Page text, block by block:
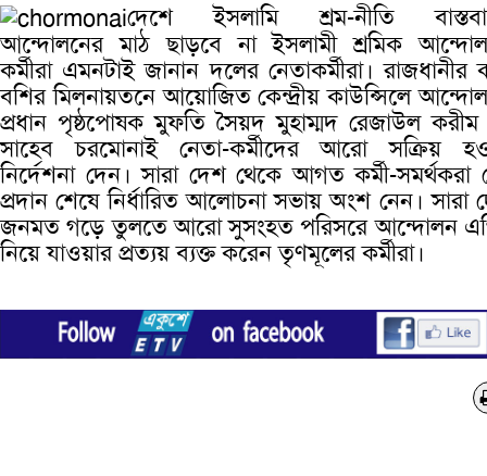
দেশে ইসলামি শ্রম-নীতি
আন্দোলনের মাঠ ছাড়বে না ইসলামী শ্রমিক
কর্মীরা এমনটাই জানান দলের নেতাকর্মীরা। রাজধানীর
বশির মিলনায়তনে আয়োজিত কেন্দ্রীয় কাউন্সিলে
প্রধান পৃষ্ঠপোষক মুফতি সৈয়দ মুহাম্মদ রেজাউল করীম
সাহেব চরমোনাই নেতা-কর্মীদের আরো সক্রিয়
নির্দেশনা দেন। সারা দেশ থেকে আগত কর্মী-সমর্থকরা
প্রদান শেষে নির্ধারিত আলোচনা সভায় অংশ নেন। সারা
জনমত গড়ে তুলতে আরো সুসংহত পরিসরে আন্দোলন
নিয়ে যাওয়ার প্রত্যয় ব্যক্ত করেন তৃণমূলের কর্মীরা।